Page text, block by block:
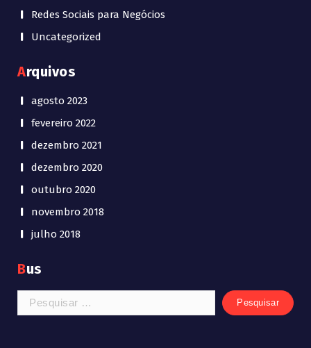
Redes Sociais para Negócios
Uncategorized
Arquivos
agosto 2023
fevereiro 2022
dezembro 2021
dezembro 2020
outubro 2020
novembro 2018
julho 2018
Bus